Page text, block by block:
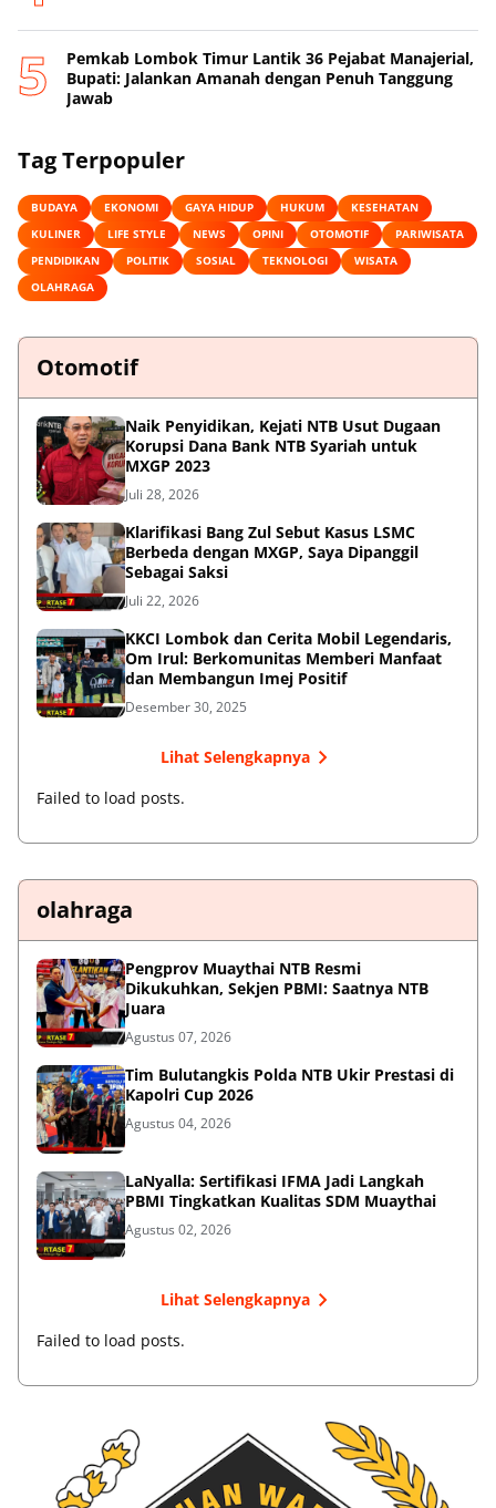
Pemkab Lombok Timur Lantik 36 Pejabat Manajerial,
Bupati: Jalankan Amanah dengan Penuh Tanggung
Jawab
Tag Terpopuler
BUDAYA EKONOMI GAYA HIDUP HUKUM
KESEHATAN
KULINER
LIFE STYLE NEWS OPINI OTOMOTIF
PARIWISATA
PENDIDIKAN
POLITIK SOSIAL TEKNOLOGI
WISATA
OLAHRAGA
Otomotif
Naik Penyidikan, Kejati NTB Usut Dugaan
Korupsi Dana Bank NTB Syariah untuk
MXGP 2023
Juli 28, 2026
Klarifikasi Bang Zul Sebut Kasus LSMC
Berbeda dengan MXGP, Saya Dipanggil
Sebagai Saksi
Juli 22, 2026
KKCI Lombok dan Cerita Mobil Legendaris,
Om Irul: Berkomunitas Memberi Manfaat
dan Membangun Imej Positif
Desember 30, 2025
Lihat Selengkapnya
Failed to load posts.
olahraga
Pengprov Muaythai NTB Resmi
Dikukuhkan, Sekjen PBMI: Saatnya NTB
Juara
Agustus 07, 2026
Tim Bulutangkis Polda NTB Ukir Prestasi di
Kapolri Cup 2026
Agustus 04, 2026
LaNyalla: Sertifikasi IFMA Jadi Langkah
PBMI Tingkatkan Kualitas SDM Muaythai
Agustus 02, 2026
Lihat Selengkapnya
Failed to load posts.